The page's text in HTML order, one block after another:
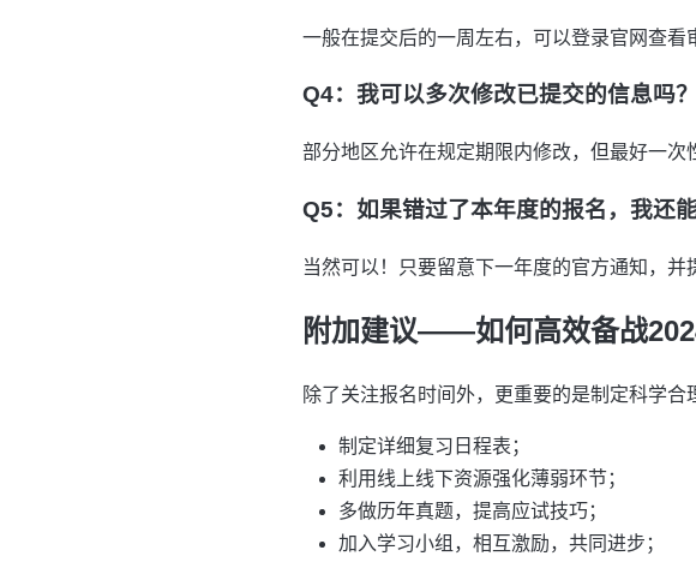
一般在提交后的一周左右，可以登录官网查看
Q4：我可以多次修改已提交的信息吗？
部分地区允许在规定期限内修改，但最好一次
Q5：如果错过了本年度的报名，我还
当然可以！只要留意下一年度的官方通知，并
附加建议——如何高效备战
除了关注报名时间外，更重要的是制定科学合
制定详细复习日程表；
利用线上线下资源强化薄弱环节；
多做历年真题，提高应试技巧；
加入学习小组，相互激励，共同进步；